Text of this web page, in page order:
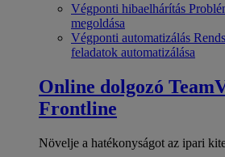
Végponti hibaelhárítás
megoldása
Végponti automatizálás
feladatok automatizálása
Online dolgozó
Frontline
Növelje a hatékonyságot az ipari